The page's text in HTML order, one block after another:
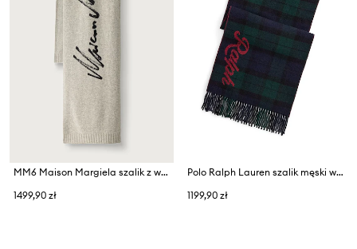
MM6 Maison Margiela szalik z wełną
1499,90 zł
Polo Ralph Lauren szalik męski wełniany
1199,90 zł